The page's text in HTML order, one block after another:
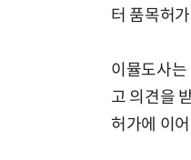
터 품목허
이뮬도사
고 의견을
허가에 이